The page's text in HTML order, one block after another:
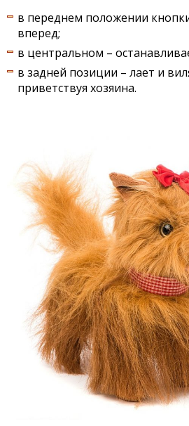
в переднем положении
вперед;
в центральном –
в задней позиции – лает и
приветствуя хозяина.